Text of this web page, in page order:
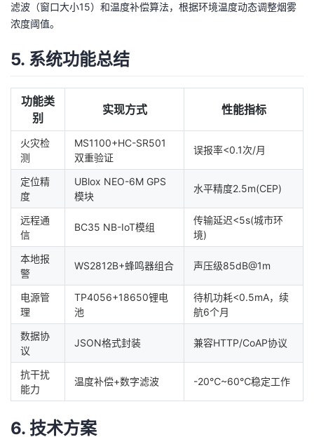
滤波（窗口大小15）和温度补偿算法，根据环境温度动态调整烟雾
浓度阈值。
5. 系统功能总结
功能类
别
实现方式 性能指标
火灾检
测
MS1100+HC-SR501
双重验证
误报率<0.1次/月
定位精
度
UBlox NEO-6M GPS
模块
水平精度2.5m(CEP)
远程通
信
BC35 NB-IoT模组
传输延迟<5s(城市环
境)
本地报
警
WS2812B+蜂鸣器组合 声压级85dB@1m
电源管
理
TP4056+18650锂电
池
待机功耗<0.5mA，续
航6个月
数据协
议
JSON格式封装 兼容HTTP/CoAP协议
抗干扰
能力
温度补偿+数字滤波 -20℃~60℃稳定工作
6. 技术方案